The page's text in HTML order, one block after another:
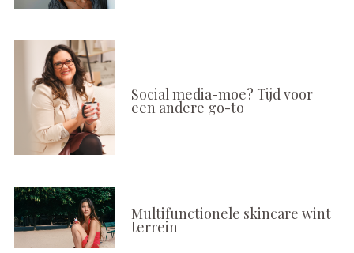
Social media-moe? Tijd voor
een andere go-to
Multifunctionele skincare wint
terrein